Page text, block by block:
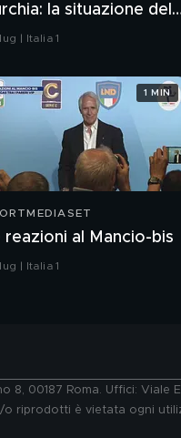
la situazione del
| Italia 1
reazioni al Mancio-bis
| Italia 1
1 MIN
8, 00187 Roma. Uffici:
riprodotti è vietata ogni